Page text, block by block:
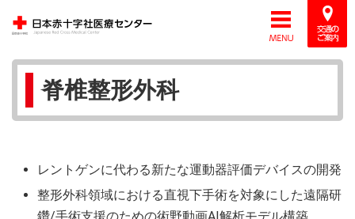
脊椎整形外科
レントゲンに代わる新たな運動器評価デバイスの開発
整形外科領域における直視下手術を対象にした遠隔研